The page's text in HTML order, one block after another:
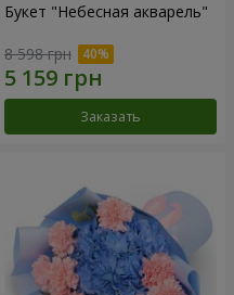
Букет "Небесная акварель"
8 598 грн
Заказать